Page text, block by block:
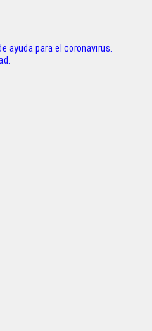
ayuda para el coronavirus.